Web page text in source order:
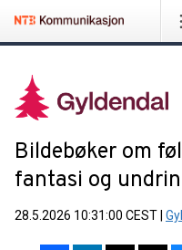
Bildebøker om
fantasi og
28.5.2026 10:31:00 CEST